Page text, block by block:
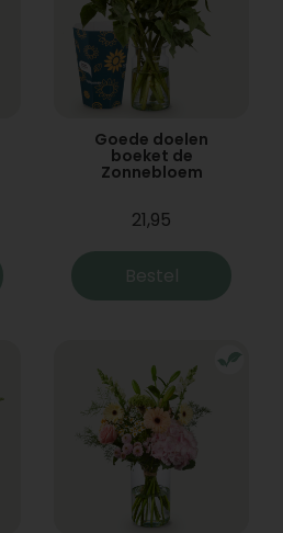
Goede doelen
boeket de
Zonnebloem
21,95
Bestel